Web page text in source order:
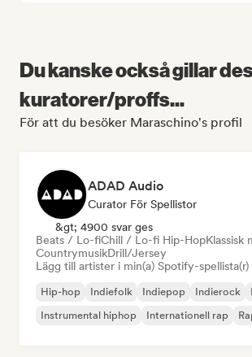
Du kanske också gillar
kuratorer/proffs...
För att du besöker Maraschino's profil
ADAD Audio
Curator För Spellistor
&gt; 4900 svar ges
Beats / Lo-fiChill / Lo-fi Hip-HopKlassisk
CountrymusikDrill/Jersey
Lägg till artister i min(a) Spotify-spellista(r)
Hip-hop Indiefolk Indiepop Indierock
Instrumental hiphop
Internationell rap